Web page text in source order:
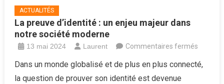
ACTUALITÉS
La preuve d’identité : un enjeu majeur dans
notre société moderne
13 mai 2024 Laurent Commentaires ferméssur
preuve
Dans un monde globalisé et de plus en plus connecté,
la question de prouver son identité est devenue